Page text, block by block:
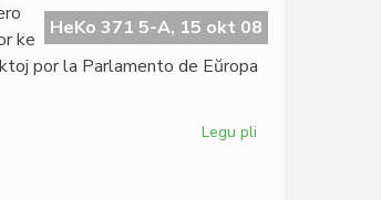
kaj
teatro
HeKo 371 5-A, 15 okt 08
ke
por la Parlamento de Eŭropa
Legu pli